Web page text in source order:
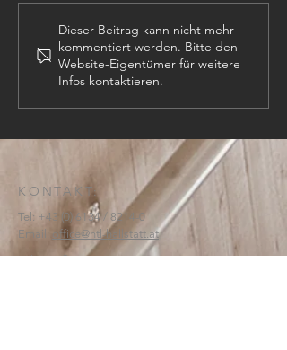
PROJEKTLEITER (m,w,d)
Dieser Beitrag kann nicht mehr
kommentiert werden. Bitte den
Website-Eigentümer für weitere
Infos kontaktieren.
KONTAKT:
Tel: +43 (0) 6134/ 8214-0
Email:
office@htl-hallstatt.at
Lahnstraße 69